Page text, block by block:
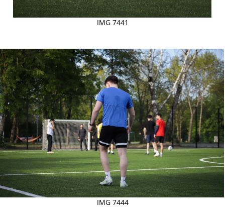
IMG 7441
IMG 7444